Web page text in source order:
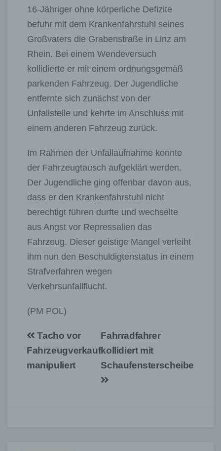
16-Jähriger ohne körperliche Defizite
befuhr mit dem Krankenfahrstuhl seines
Großvaters die Grabenstraße in Linz am
Rhein. Bei einem Wendeversuch
kollidierte er mit einem ordnungsgemäß
parkenden Fahrzeug. Der Jugendliche
entfernte sich zunächst von der
Unfallstelle und kehrte im Anschluss mit
einem anderen Fahrzeug zurück.
Im Rahmen der Unfallaufnahme konnte
der Fahrzeugtausch aufgeklärt werden.
Der Jugendliche ging offenbar davon aus,
dass er den Krankenfahrstuhl nicht
berechtigt führen durfte und wechselte
aus Angst vor Repressalien das
Fahrzeug. Dieser geistige Mangel verleiht
ihm nun den Beschuldigtenstatus in einem
Strafverfahren wegen
Verkehrsunfallflucht.
(PM POL)
Beitragsnavigation
Fahrradfahrer
kollidiert mit
Schaufensterscheibe
Tacho vor
Fahrzeugverkauf
manipuliert